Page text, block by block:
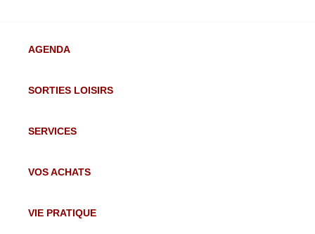
AGENDA
SORTIES LOISIRS
SERVICES
VOS ACHATS
VIE PRATIQUE